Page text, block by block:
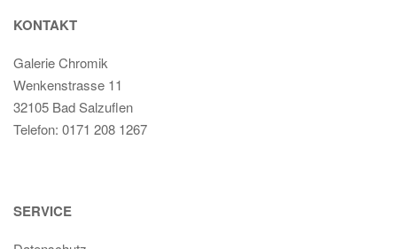
KONTAKT
Galerie Chromik
Wenkenstrasse 11
32105 Bad Salzuflen
Telefon: 0171 208 1267
SERVICE